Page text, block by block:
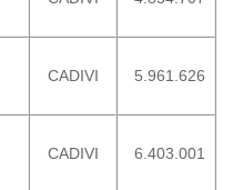
CADIVI 5.961.626
CADIVI 6.403.001